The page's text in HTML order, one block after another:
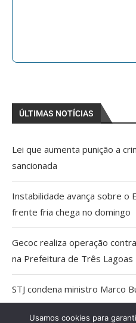
ÚLTIMAS NOTÍCIAS
Lei que aumenta punição a
sancionada
Instabilidade avança sobre o
frente fria chega no domingo
Gecoc realiza operação
na Prefeitura de Três Lagoas
STJ condena ministro Marco
crimes sexuais
Usamos cookies para